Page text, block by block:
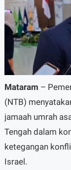
Mataram –
(NTB)
jamaah umrah
Tengah dalam
ketegangan
Israel.